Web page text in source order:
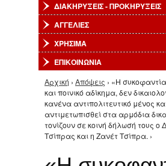
ΔΙΑΚΗΡΥΞΕΙΣ - ΠΡΟΚΗΡΥΞΕΙΣ
ΑΓΓΕΛΙΕΣ
ΧΡΗΣΙΜΑ
ΕΠΙΚΟΙΝΩΝΙΑ
Είστε εδώ
Αρχική › Απόψεις › «H
και ποινικό αδίκημα, δεν
κανένα αντιπολιτευτικό μένος
αντιμετωπισθεί στα αρμόδια
τονίζουν σε κοινή δήλωσή τους ο
Τσίπρας και η Ζανέτ Τσίπρα. ›